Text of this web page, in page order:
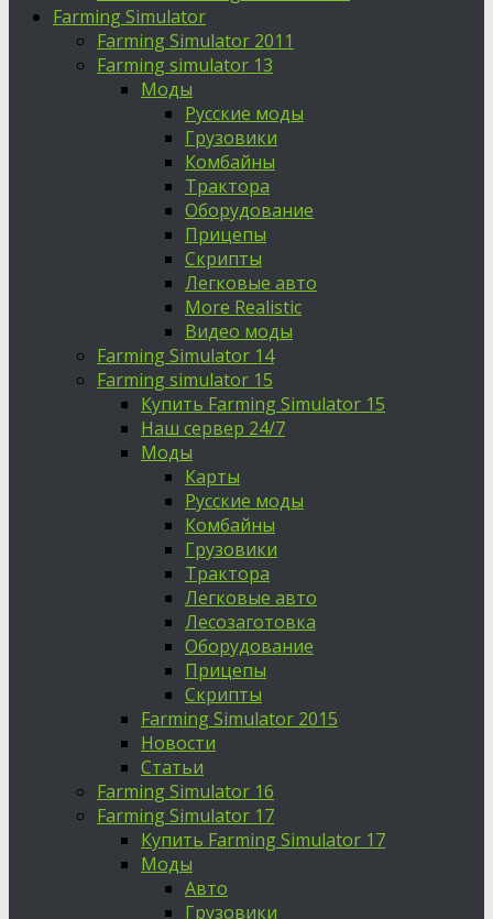
Farming Simulator
Farming Simulator 2011
Farming simulator 13
Моды
Русские моды
Грузовики
Комбайны
Трактора
Оборудование
Прицепы
Скрипты
Легковые авто
More Realistic
Видео моды
Farming Simulator 14
Farming simulator 15
Купить Farming Simulator 15
Наш сервер 24/7
Моды
Карты
Русские моды
Комбайны
Грузовики
Трактора
Легковые авто
Лесозаготовка
Оборудование
Прицепы
Скрипты
Farming Simulator 2015
Новости
Статьи
Farming Simulator 16
Farming Simulator 17
Купить Farming Simulator 17
Моды
Авто
Грузовики